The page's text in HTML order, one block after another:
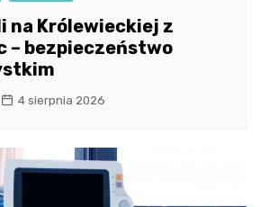
na Królewieckiej z
– bezpieczeństwo
4 sierpnia 2026